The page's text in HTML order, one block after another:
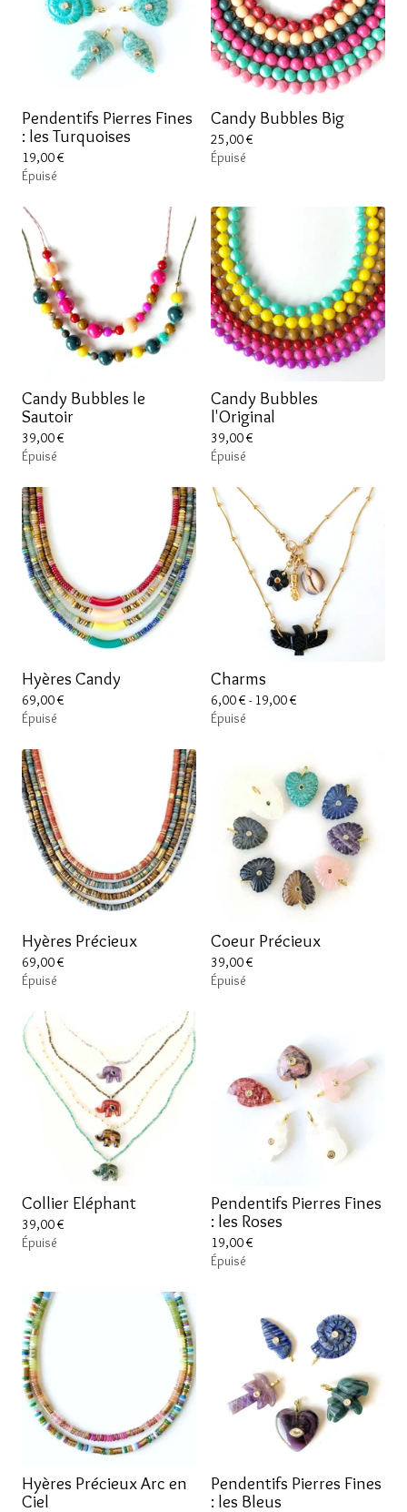
Pendentifs Pierres Fines
: les Turquoises
19,00€
Épuisé
Candy Bubbles Big
25,00€
Épuisé
Candy Bubbles le
Sautoir
39,00€
Épuisé
Candy Bubbles
l'Original
39,00€
Épuisé
Hyères Candy
69,00€
Épuisé
Charms
6,00€ - 19,00€
Épuisé
Hyères Précieux
69,00€
Épuisé
Coeur Précieux
39,00€
Épuisé
Collier Eléphant
39,00€
Épuisé
Pendentifs Pierres Fines
: les Roses
19,00€
Épuisé
Hyères Précieux Arc en
Ciel
Pendentifs Pierres Fines
: les Bleus